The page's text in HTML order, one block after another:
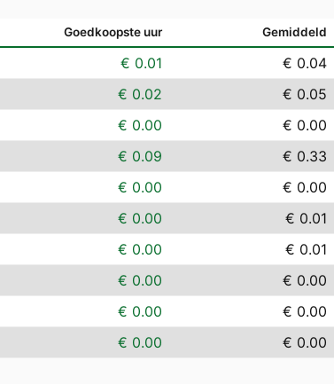
Goedkoopste uur Gemiddeld
€ 0.01 € 0.04
€ 0.02 € 0.05
€ 0.00 € 0.00
€ 0.09 € 0.33
€ 0.00 € 0.00
€ 0.00 € 0.01
€ 0.00 € 0.01
€ 0.00 € 0.00
€ 0.00 € 0.00
€ 0.00 € 0.00